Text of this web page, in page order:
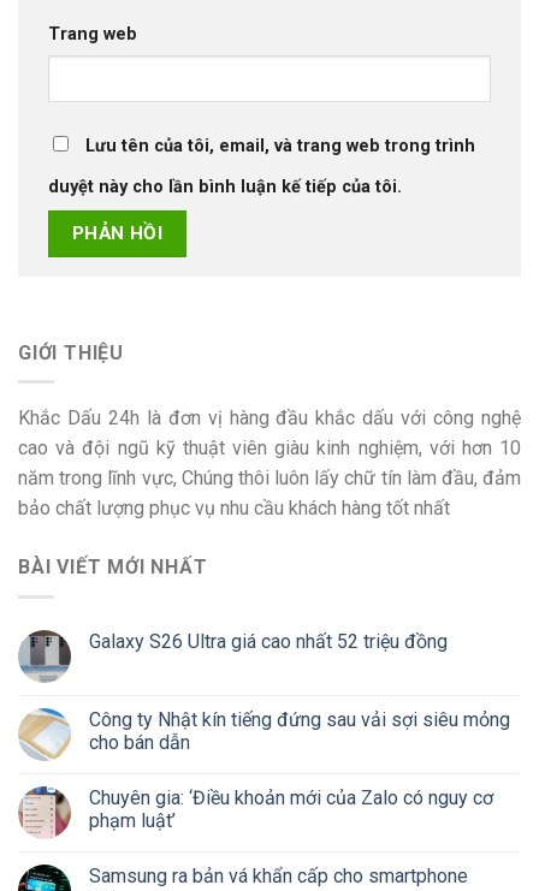
Trang web
Lưu tên của tôi, email, và trang web trong trình
duyệt này cho lần bình luận kế tiếp của tôi.
GIỚI THIỆU
Khắc Dấu 24h là đơn vị hàng đầu khắc dấu với công nghệ
cao và đội ngũ kỹ thuật viên giàu kinh nghiệm, với hơn 10
năm trong lĩnh vực, Chúng thôi luôn lấy chữ tín làm đầu, đảm
bảo chất lượng phục vụ nhu cầu khách hàng tốt nhất
BÀI VIẾT MỚI NHẤT
Galaxy S26 Ultra giá cao nhất 52 triệu đồng
Công ty Nhật kín tiếng đứng sau vải sợi siêu mỏng
cho bán dẫn
Chuyên gia: ‘Điều khoản mới của Zalo có nguy cơ
phạm luật’
Samsung ra bản vá khẩn cấp cho smartphone